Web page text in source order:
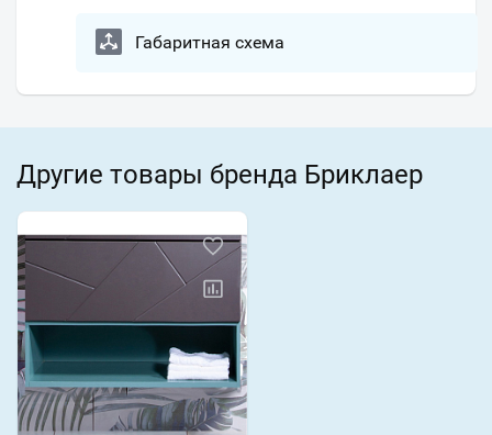
Габаритная схема
Другие товары бренда Бриклаер